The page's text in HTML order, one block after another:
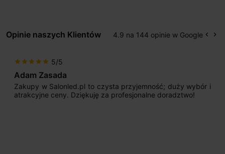
Opinie naszych Klientów 4.9 na 144 opinie w Google keyboard_arrow_left keyboard_arrow_right
star star star star star 5/5
Adam Zasada
Zakupy w Salonled.pl to czysta przyjemność; duży wybór i
atrakcyjne ceny. Dziękuję za profesjonalne doradztwo!